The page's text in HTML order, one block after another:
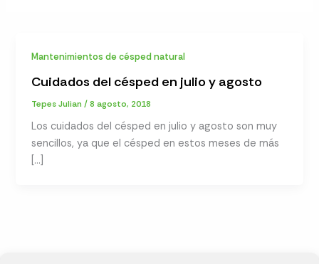
Mantenimientos de césped natural
Cuidados del césped en julio y agosto
Tepes Julian/8 agosto, 2018
Los cuidados del césped en julio y agosto son muy
sencillos, ya que el césped en estos meses de más
[…]